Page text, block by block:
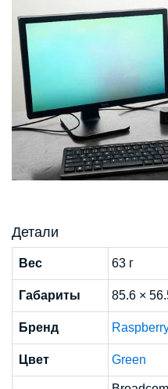
Детали
Вес 63 г
Габариты 85.6 ×
Бренд
Цвет Green